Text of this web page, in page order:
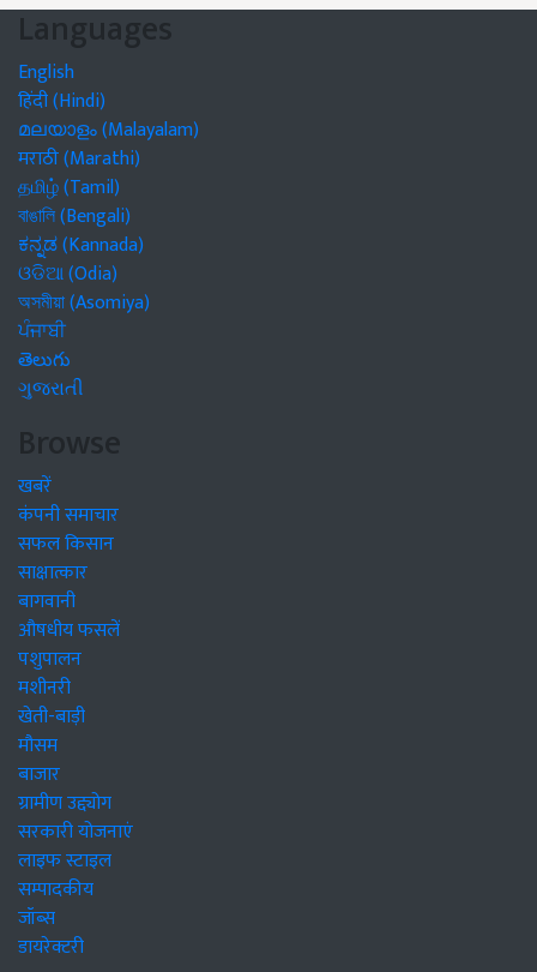
Languages
English
हिंदी (Hindi)
മലയാളം (Malayalam)
मराठी (Marathi)
தமிழ் (Tamil)
বাঙালি (Bengali)
ಕನ್ನಡ (Kannada)
ଓଡିଆ (Odia)
অসমীয়া (Asomiya)
ਪੰਜਾਬੀ
తెలుగు
ગુજરાતી
Browse
खबरें
कंपनी समाचार
सफल किसान
साक्षात्कार
बागवानी
औषधीय फसलें
पशुपालन
मशीनरी
खेती-बाड़ी
मौसम
बाजार
ग्रामीण उद्द्योग
सरकारी योजनाएं
लाइफ स्टाइल
सम्पादकीय
जॉब्स
डायरेक्टरी